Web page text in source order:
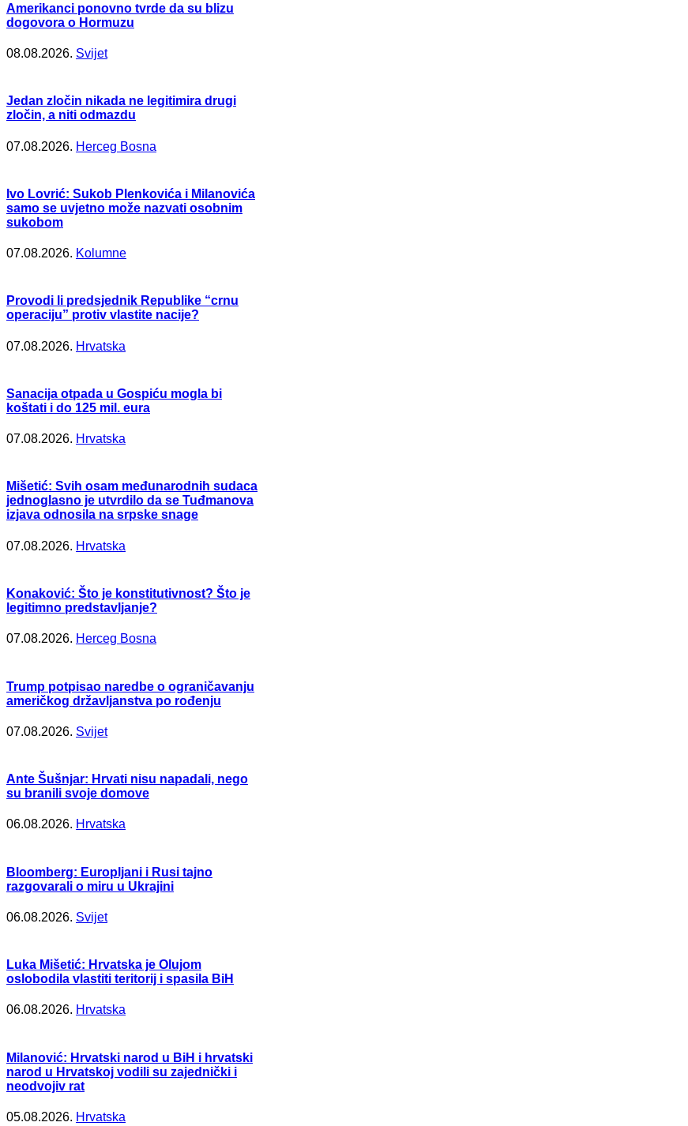
Amerikanci ponovno tvrde da su blizu
dogovora o Hormuzu
08.08.2026. Svijet
Jedan zločin nikada ne legitimira drugi
zločin, a niti odmazdu
07.08.2026. Herceg Bosna
Ivo Lovrić: Sukob Plenkovića i Milanovića
samo se uvjetno može nazvati osobnim
sukobom
07.08.2026. Kolumne
Provodi li predsjednik Republike “crnu
operaciju” protiv vlastite nacije?
07.08.2026. Hrvatska
Sanacija otpada u Gospiću mogla bi
koštati i do 125 mil. eura
07.08.2026. Hrvatska
Mišetić: Svih osam međunarodnih sudaca
jednoglasno je utvrdilo da se Tuđmanova
izjava odnosila na srpske snage
07.08.2026. Hrvatska
Konaković: Što je konstitutivnost? Što je
legitimno predstavljanje?
07.08.2026. Herceg Bosna
Trump potpisao naredbe o ograničavanju
američkog državljanstva po rođenju
07.08.2026. Svijet
Ante Šušnjar: Hrvati nisu napadali, nego
su branili svoje domove
06.08.2026. Hrvatska
Bloomberg: Europljani i Rusi tajno
razgovarali o miru u Ukrajini
06.08.2026. Svijet
Luka Mišetić: Hrvatska je Olujom
oslobodila vlastiti teritorij i spasila BiH
06.08.2026. Hrvatska
Milanović: Hrvatski narod u BiH i hrvatski
narod u Hrvatskoj vodili su zajednički i
neodvojiv rat
05.08.2026. Hrvatska